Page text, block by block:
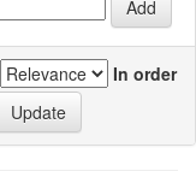
In order